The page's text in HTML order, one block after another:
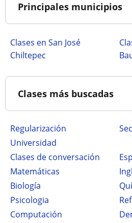
Principales municipios
Clases en San José
Chiltepec
Clases más buscadas
Regularización
Universidad
Clases de conversación
Matemáticas
Biología
Psicologia
Computación